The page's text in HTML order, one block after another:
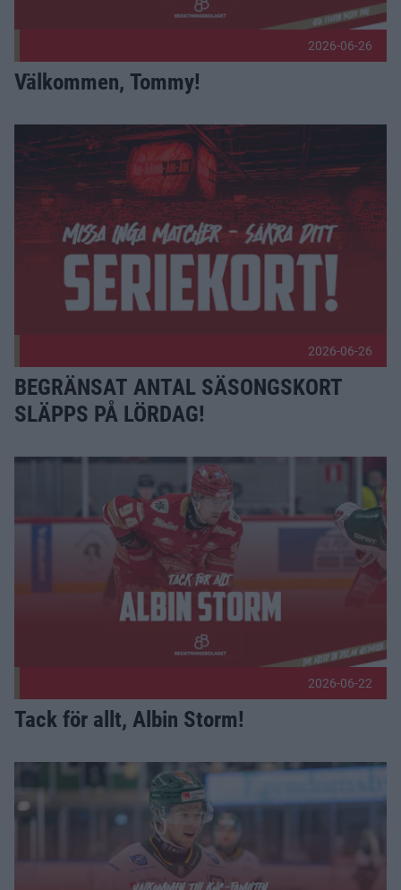
2026-06-26
Välkommen, Tommy!
BEGRÄNSAT ANTAL SÄSONGSKORT SLÄPPS PÅ
2026-06-26
BEGRÄNSAT ANTAL SÄSONGSKORT
SLÄPPS PÅ LÖRDAG!
Tack för allt, Albin Storm! Publicerad 2026-06-22
2026-06-22
Tack för allt, Albin Storm!
Välkommen, Kim! Publicerad 2026-06-19